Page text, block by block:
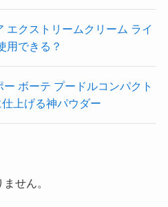
エクストリームクリーム ライ
用できる？
ー ボーテ プードルコンパクト
上げる神パウダー
せん。